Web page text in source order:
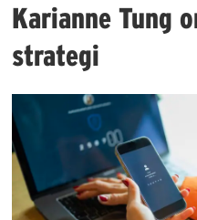
Karianne Tung
strategi